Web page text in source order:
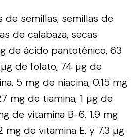
de semillas, semillas de
de calabaza, secas
de ácido pantoténico, 63
de folato, 74 µg de
5 mg de niacina, 0.15 mg
mg de tiamina, 1 µg de
de vitamina B-6, 1.9 mg
mg de vitamina E, y 7.3 µg